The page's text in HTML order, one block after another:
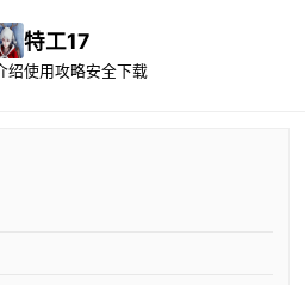
特工17
绍使用攻略安全下载